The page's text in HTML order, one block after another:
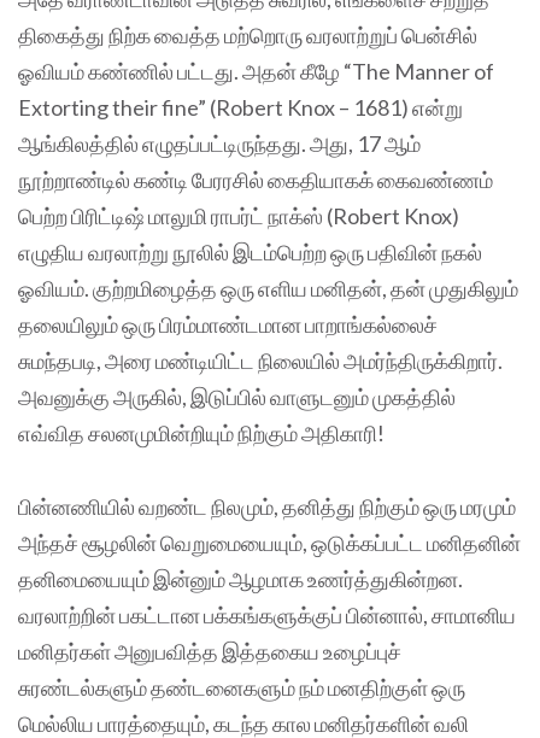
திகைத்து நிற்க வைத்த மற்றொரு வரலாற்றுப் பென்சில்
ஓவியம் கண்ணில் பட்டது. அதன் கீழே “The Manner of
Extorting their fine” (Robert Knox – 1681) என்று
ஆங்கிலத்தில் எழுதப்பட்டிருந்தது. அது, 17 ஆம்
நூற்றாண்டில் கண்டி பேரரசில் கைதியாகக் கைவண்ணம்
பெற்ற பிரிட்டிஷ் மாலுமி ராபர்ட் நாக்ஸ் (Robert Knox)
எழுதிய வரலாற்று நூலில் இடம்பெற்ற ஒரு பதிவின் நகல்
ஓவியம். குற்றமிழைத்த ஒரு எளிய மனிதன், தன் முதுகிலும்
தலையிலும் ஒரு பிரம்மாண்டமான பாறாங்கல்லைச்
சுமந்தபடி, அரை மண்டியிட்ட நிலையில் அமர்ந்திருக்கிறார்.
அவனுக்கு அருகில், இடுப்பில் வாளுடனும் முகத்தில்
எவ்வித சலனமுமின்றியும் நிற்கும் அதிகாரி!
பின்னணியில் வறண்ட நிலமும், தனித்து நிற்கும் ஒரு மரமும்
அந்தச் சூழலின் வெறுமையையும், ஒடுக்கப்பட்ட மனிதனின்
தனிமையையும் இன்னும் ஆழமாக உணர்த்துகின்றன.
வரலாற்றின் பகட்டான பக்கங்களுக்குப் பின்னால், சாமானிய
மனிதர்கள் அனுபவித்த இத்தகைய உழைப்புச்
சுரண்டல்களும் தண்டனைகளும் நம் மனதிற்குள் ஒரு
மெல்லிய பாரத்தையும், கடந்த கால மனிதர்களின் வலி